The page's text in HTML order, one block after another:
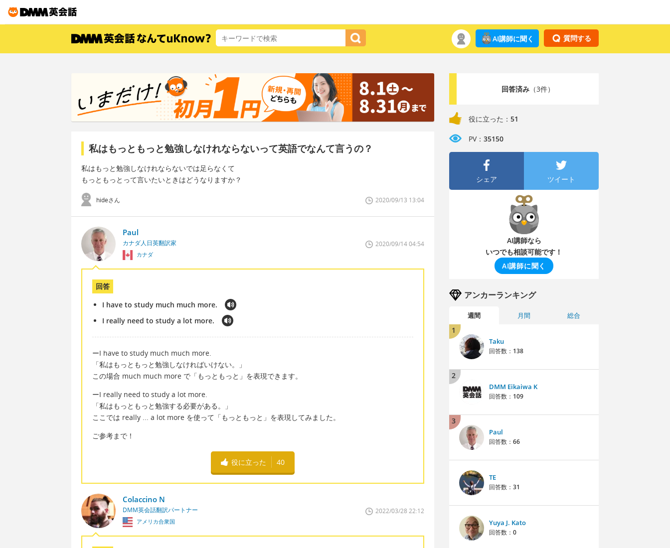
質問する
AI講師に聞く
私はもっともっと勉強しなけれならないって英語でなんて言うの？
私はもっと勉強しなけれならないでは足らなくて
もっともっとって言いたいときはどうなりますか？
hideさん 2020/09/13 13:04
Paul
カナダ人日英翻訳家
カナダ
2020/09/14 04:54
回答
I have to study much much more.
I really need to study a lot more.
ーI have to study much much more.
「私はもっともっと勉強しなければいけない。」
この場合 much much more で「もっともっと」を表現できます。
ーI really need to study a lot more.
「私はもっともっと勉強する必要がある。」
ここでは really ... a lot more を使って「もっともっと」を表現してみました。
ご参考まで！
役に立った 40
Colaccino N
DMM英会話翻訳パートナー
アメリカ合衆国
2022/03/28 22:12
回答済み（3件）
役に立った： 51
PV： 35150
シェア ツイート
AI講師なら
いつでも相談可能です！
AI講師に聞く
アンカーランキング
週間 月間 総合
1
Taku
回答数： 138
2
DMM Eikaiwa K
回答数： 109
3
Paul
回答数： 66
TE
回答数： 31
Yuya J. Kato
回答数： 0